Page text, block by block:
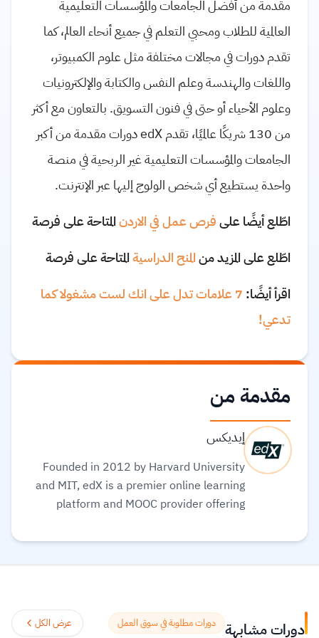
مقدمة من أفضل الجامعات والمؤسسات التعليمية
العالمية للطلاب ومحبي التعلم في جميع أنحاء العالم، كما
تقدم دورات في مجالات مختلفة مثل علوم الكمبيوتر،
واللغات والهندسة وعلم النفس والكتابة والإلكترونيات
وعلوم الأحياء أو حتى في فنون التسويق. بالتعاون مع أكثر
من 130 شريكًا عالميًا، تقدم edX دورات مقدمة من أكبر
الجامعات والمؤسسات التعليمية غير الربحية في منصة
واحدة يستطيع أي شخص الولوج إليها عبر الإنترنت.
اطّلع أيضًا علىفرص عمل في الاردنالمتاحة على فرصة
اطّلع على المزيد منالمنح الدراسيةالمتاحة على فرصة
اقرأ أيضًا:
7 علامات تدل على انك لست مشغولا كما
تدعي!
مقدمة من
إيديكس
Founded in 2012 by Harvard University
and MIT, edX is a premier online learning
platform and MOOC provider offering
certificates, and degrees from top-tier
million learners to acquire in-demand
skills in fields like computer science, AI,دورات مشابهة دورات مطلوبة في سوق العمل عرض الكل